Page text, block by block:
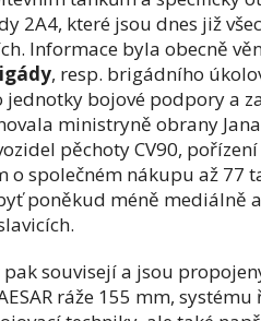
2A4, které jsou dnes již
Informace byla obecně
, resp. brigádního
bojové podpory a
ministryně obrany
pěchoty CV90,
o společném nákupu až 77
poněkud méně mediálně
souvisejí a jsou
ráže 155 mm,